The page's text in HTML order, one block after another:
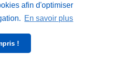
afin d'optimiser
En savoir plus
!